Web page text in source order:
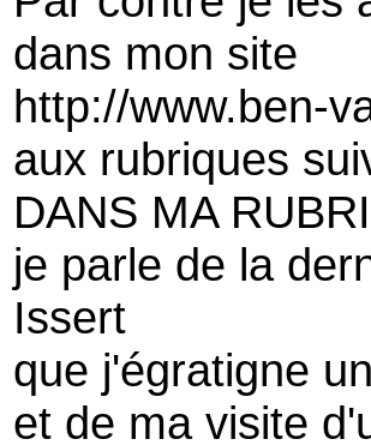
dans mon site
http://www.ben-
aux rubriques
DANS MA
je parle de la
Issert
que j'égratigne
et de ma visite